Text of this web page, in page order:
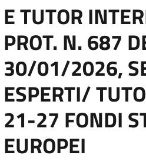
E TUTOR
PROT. N. 687
30/01/2026,
ESPERTI/
21-27 FONDI
EUROPEI